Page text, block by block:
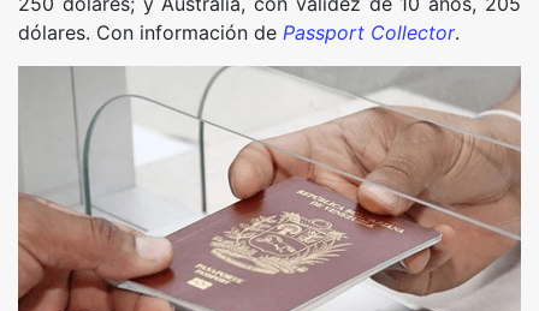
dólares. Con información de Passport Collector.